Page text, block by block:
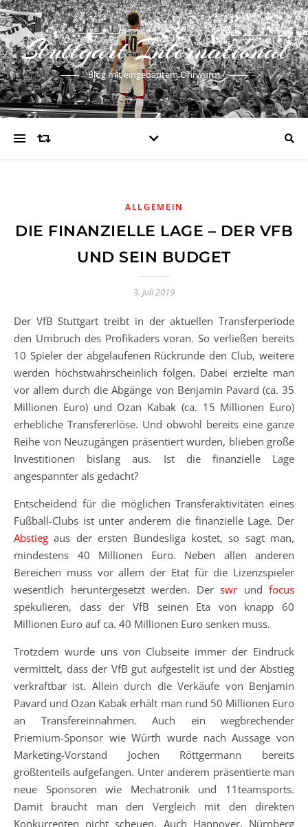
Stuttgart International
Blog mit eingebautem Ohrwurm
ALLGEMEIN
DIE FINANZIELLE LAGE – DER VFB
UND SEIN BUDGET
3. Juli 2019
Der VfB Stuttgart treibt in der aktuellen Transferperiode
den Umbruch des Profikaders voran. So verließen bereits
10 Spieler der abgelaufenen Rückrunde den Club, weitere
werden höchstwahrscheinlich folgen. Dabei erzielte man
vor allem durch die Abgänge von Benjamin Pavard (ca. 35
Millionen Euro) und Ozan Kabak (ca. 15 Millionen Euro)
erhebliche Transfererlöse. Und obwohl bereits eine ganze
Reihe von Neuzugängen präsentiert wurden, blieben große
Investitionen bislang aus. Ist die finanzielle Lage
angespannter als gedacht?
Entscheidend für die möglichen Transferaktivitäten eines
Fußball-Clubs ist unter anderem die finanzielle Lage. Der
Abstiegaus der ersten Bundesliga kostet, so sagt man,
mindestens 40 Millionen Euro. Neben allen anderen
Bereichen muss vor allem der Etat für die Lizenzspieler
wesentlich heruntergesetzt werden. Der swr und focus
spekulieren, dass der VfB seinen Eta von knapp 60
Millionen Euro auf ca. 40 Millionen Euro senken muss.
Trotzdem wurde uns von Clubseite immer der Eindruck
vermittelt, dass der VfB gut aufgestellt ist und der Abstieg
verkraftbar ist. Allein durch die Verkäufe von Benjamin
Pavard und Ozan Kabak erhält man rund 50 Millionen Euro
an Transfereinnahmen. Auch ein wegbrechender
Priemium-Sponsor wie Würth wurde nach Aussage von
Marketing-Vorstand Jochen Röttgermann bereits
größtenteils aufgefangen. Unter anderem präsentierte man
neue Sponsoren wie Mechatronik und 11teamsports.
Damit braucht man den Vergleich mit den direkten
Konkurrenten nicht scheuen. Auch Hannover, Nürnberg